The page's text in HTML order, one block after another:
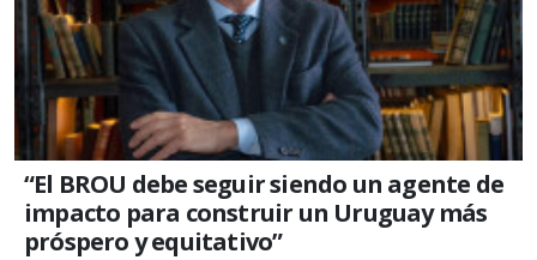
“El BROU debe seguir siendo un agente de
impacto para construir un Uruguay más
próspero y equitativo”